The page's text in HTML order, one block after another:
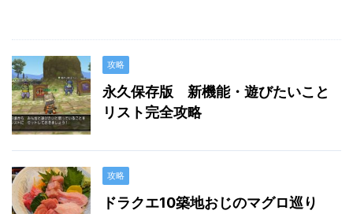
攻略
永久保存版 新機能・遊びたいこと
リスト完全攻略
攻略
ドラクエ10築地おじのマグロ巡り